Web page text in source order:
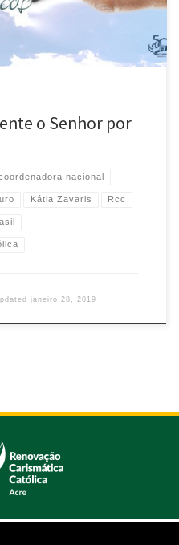
o Senhor por
nacional
Kátia Zavaris Rcc
janeiro 28, 2019